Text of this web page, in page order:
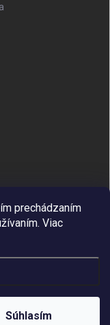
prechádzaním
Viac
Súhlasím
vyhradené.